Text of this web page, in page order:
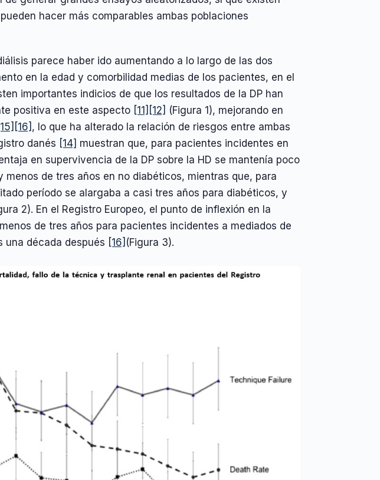
hacer más comparables ambas poblaciones
parece haber ido aumentando a lo largo de las dos
en la edad y comorbilidad medias de los pacientes, en el
importantes indicios de que los resultados de la DP han
positiva en este aspecto [11] [12] (Figura 1), mejorando en
[16] , lo que ha alterado la relación de riesgos entre ambas
danés [14] muestran que, para pacientes incidentes en
en supervivencia de la DP sobre la HD se mantenía poco
de tres años en no diabéticos, mientras que, para
período se alargaba a casi tres años para diabéticos, y
2). En el Registro Europeo, el punto de inflexión en la
de tres años para pacientes incidentes a mediados de
una década después [16] (Figura 3).